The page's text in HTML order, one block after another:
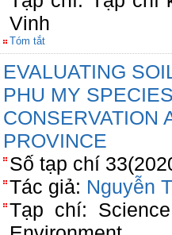
Vinh
Tóm tắt
EVALUATING
PHU MY
CONSERVATION
PROVINCE
Số tạp chí
Tác giả: Nguyễn
Tạp chí: